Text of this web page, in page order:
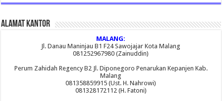
Alamat Kantor
MALANG:
Jl. Danau Maninjau B1 F24 Sawojajar Kota Malang
081252967980 (Zainuddin)
Perum Zahidah Regency B2 Jl. Diponegoro Penarukan Kepanjen Kab.
Malang
081358859915 (Ust. H. Nahrowi)
081328172112 (H. Fatoni)